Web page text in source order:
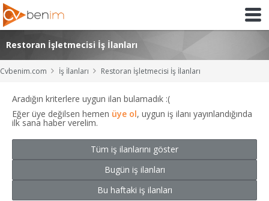
Restoran İşletmecisi İş İlanları
Cvbenim.com İş İlanları Restoran İşletmecisi İş İlanları
Aradığın kriterlere uygun ilan bulamadık :(
Eğer üye değilsen hemen üye ol, uygun iş ilanı yayınlandığında
ilk sana haber verelim.
Tüm iş ilanlarını göster
Bugün iş ilanları
Bu haftaki iş ilanları